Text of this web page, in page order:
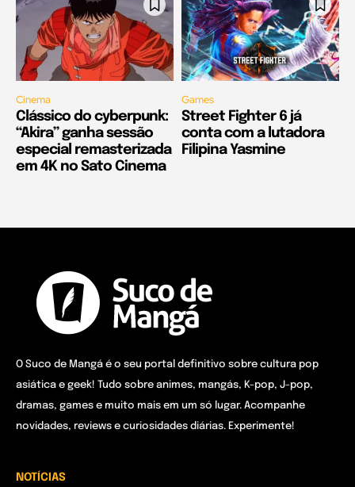
Cinema
Clássico do cyberpunk:
“Akira” ganha sessão
especial remasterizada
em 4K no Sato Cinema
Games
Street Fighter 6 já
conta com a lutadora
Filipina Yasmine
O Suco de Mangá é o seu portal definitivo sobre cultura pop
asiática e geek! Tudo sobre animes, mangás, K-pop, J-pop,
dramas, games e muito mais em um só lugar. Acompanhe
novidades, reviews e curiosidades diárias. Experimente!
NOTÍCIAS